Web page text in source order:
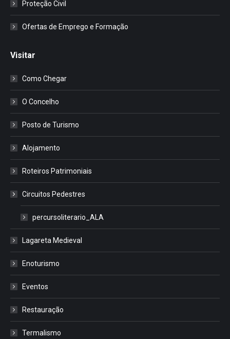
Proteção Civil
Ofertas de Emprego e Formação
Visitar
Como Chegar
O Concelho
Posto de Turismo
Alojamento
Roteiros Patrimoniais
Circuitos Pedestres
percursoliterario_ALA
Lagareta Medieval
Enoturismo
Eventos
Restauração
Termalismo